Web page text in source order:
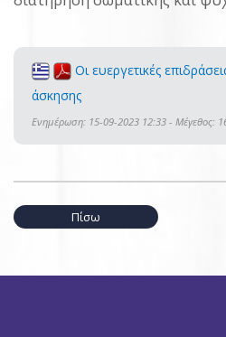
Οι ευεργετικές
άσκησης
Ενημέρωση: 15-09-2023 12:33 - Μέγεθος:
Πίσω